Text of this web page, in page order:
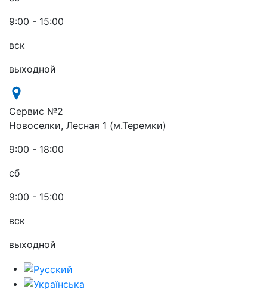
9:00 - 15:00
вск
выходной
Сервис №2
Новоселки, Лесная 1 (м.Теремки)
9:00 - 18:00
сб
9:00 - 15:00
вск
выходной